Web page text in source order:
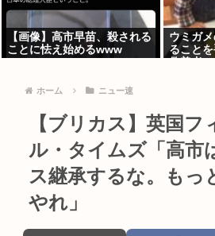
【画像】高市早苗、殺される
ことに怯え始めるwww
ウミガ
ること
ホーム ニュー速
【ブリカス】英国フ
ル・タイムズ「高市
ス継承するな。もっ
やれ」